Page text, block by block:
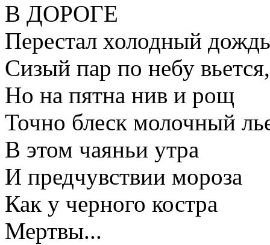
В ДОРОГЕ
Перестал холодный
Сизый пар по небу вьется,
Но на пятна нив и рощ
Точно блеск молочный
В этом чаяньи утра
И предчувствии мороза
Как у черного костра
Мертвы...